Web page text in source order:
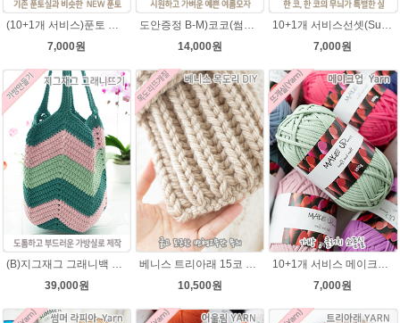
(10+1개 서비스)푼토 어게인 목도리뜨개실 바라클라바 뜨개질 털실/푼토실 아기실 부드러운실
7,000원
도안증정 B-M)코코(썸머라피아)바캉스 코바늘 모자뜨기 뜨개질
14,000원
10+1개 서비스선셋(Sunset) 코튼실 Cotton 92% 가방 소품 뜨개실 코바늘실 사계절 모자뜨개실
7,000원
(B)지그재그 그래니백 배색 코바늘뜨기 메이크업 가방 뜨개실 뜨개질 DIY
39,000원
베니스 트리아래 15코 변형고무뜨기 목도리뜨개질 김씨목도리
10,500원
10+1개 서비스 메이크업 100g / 가방실 클러치 파우치 가방뜨기 소품실
7,000원